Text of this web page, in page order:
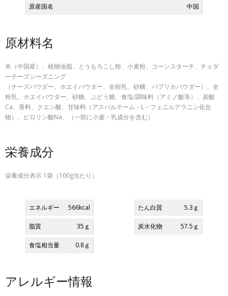
原産国名 中国
原材料名
米（中国産）、植物油脂、とうもろこし粉、小麦粉、コーンスターチ、チェダ
ーチーズシーズニング
（チーズパウダー、ホエイパウダー、全粉乳、砂糖、パプリカパウダー）、全
粉乳、ホエイパウダー、砂糖、ぶどう糖、食塩/調味料（アミノ酸等）、炭酸
Ca、香料、クエン酸、甘味料（アスパルテーム・L－フェニルアラニン化合
物）、ピロリン酸Na、（一部に小麦・乳成分を含む）
栄養成分
栄養成分表示 1袋（100g当たり）
エネルギー 566kcal
脂質 35ｇ
食塩相当量 0.8ｇ
たん白質 5.3ｇ
炭水化物 57.5ｇ
アレルギー情報